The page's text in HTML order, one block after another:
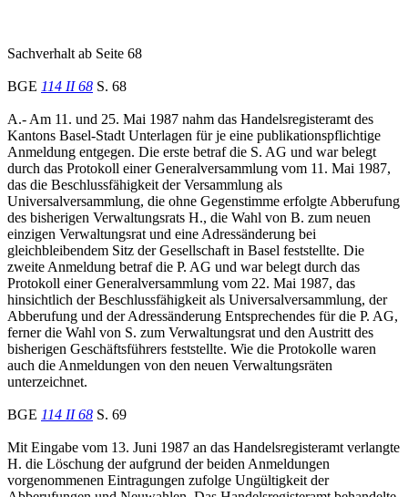
Sachverhalt ab Seite 68
BGE 114 II 68 S. 68
A.- Am 11. und 25. Mai 1987 nahm das Handelsregisteramt des
Kantons Basel-Stadt Unterlagen für je eine publikationspflichtige
Anmeldung entgegen. Die erste betraf die S. AG und war belegt
durch das Protokoll einer Generalversammlung vom 11. Mai 1987,
das die Beschlussfähigkeit der Versammlung als
Universalversammlung, die ohne Gegenstimme erfolgte Abberufung
des bisherigen Verwaltungsrats H., die Wahl von B. zum neuen
einzigen Verwaltungsrat und eine Adressänderung bei
gleichbleibendem Sitz der Gesellschaft in Basel feststellte. Die
zweite Anmeldung betraf die P. AG und war belegt durch das
Protokoll einer Generalversammlung vom 22. Mai 1987, das
hinsichtlich der Beschlussfähigkeit als Universalversammlung, der
Abberufung und der Adressänderung Entsprechendes für die P. AG,
ferner die Wahl von S. zum Verwaltungsrat und den Austritt des
bisherigen Geschäftsführers feststellte. Wie die Protokolle waren
auch die Anmeldungen von den neuen Verwaltungsräten
unterzeichnet.
BGE 114 II 68 S. 69
Mit Eingabe vom 13. Juni 1987 an das Handelsregisteramt verlangte
H. die Löschung der aufgrund der beiden Anmeldungen
vorgenommenen Eintragungen zufolge Ungültigkeit der